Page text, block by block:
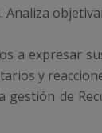
Analiza
a expresar
y
gestión de